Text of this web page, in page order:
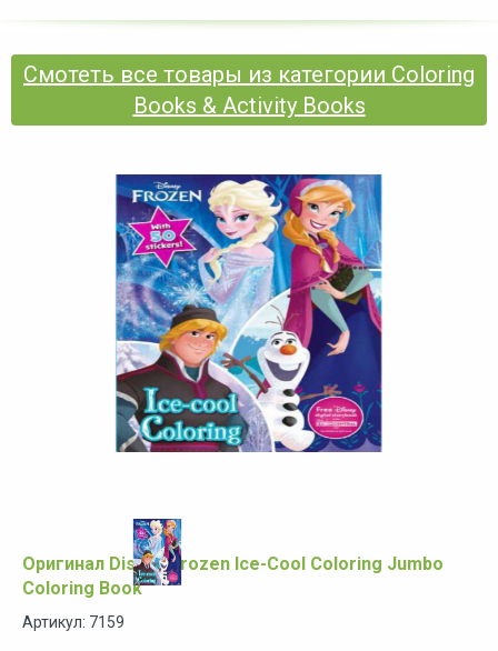
Смотеть все товары из категории Coloring
Books & Activity Books
Оригинал Disney Frozen Ice-Cool Coloring Jumbo
Coloring Book
Артикул: 7159